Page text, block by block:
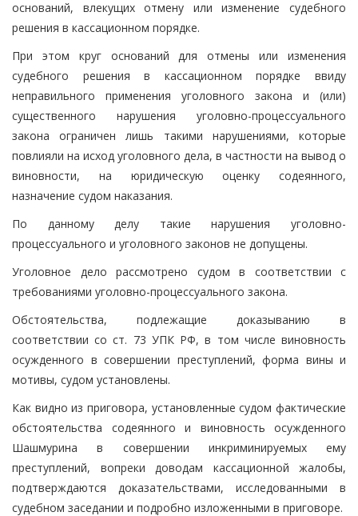
оснований, влекущих отмену или изменение судебного
решения в кассационном порядке.
При этом круг оснований для отмены или изменения
судебного решения в кассационном порядке ввиду
неправильного применения уголовного закона и (или)
существенного нарушения уголовно-процессуального
закона ограничен лишь такими нарушениями, которые
повлияли на исход уголовного дела, в частности на вывод о
виновности, на юридическую оценку содеянного,
назначение судом наказания.
По данному делу такие нарушения уголовно-
процессуального и уголовного законов не допущены.
Уголовное дело рассмотрено судом в соответствии с
требованиями уголовно-процессуального закона.
Обстоятельства, подлежащие доказыванию в
соответствии со ст. 73 УПК РФ, в том числе виновность
осужденного в совершении преступлений, форма вины и
мотивы, судом установлены.
Как видно из приговора, установленные судом фактические
обстоятельства содеянного и виновность осужденного
Шашмурина в совершении инкриминируемых ему
преступлений, вопреки доводам кассационной жалобы,
подтверждаются доказательствами, исследованными в
судебном заседании и подробно изложенными в приговоре.